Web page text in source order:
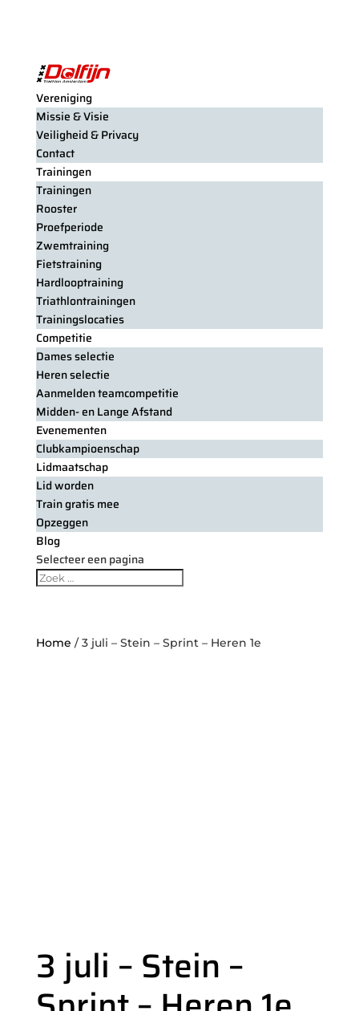
Vereniging
Missie & Visie
Veiligheid & Privacy
Contact
Trainingen
Trainingen
Rooster
Proefperiode
Zwemtraining
Fietstraining
Hardlooptraining
Triathlontrainingen
Trainingslocaties
Competitie
Dames selectie
Heren selectie
Aanmelden teamcompetitie
Midden- en Lange Afstand
Evenementen
Clubkampioenschap
Lidmaatschap
Lid worden
Train gratis mee
Opzeggen
Blog
Selecteer een pagina
Home / 3 juli – Stein – Sprint – Heren 1e
3 juli – Stein –